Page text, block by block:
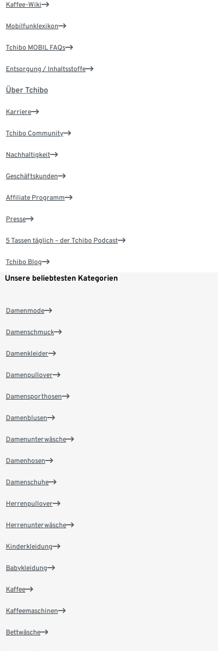
Kaffee-Wiki
Mobilfunklexikon
Tchibo MOBIL FAQs
Entsorgung / Inhaltsstoffe
Über Tchibo
Karriere
Tchibo Community
Nachhaltigkeit
Geschäftskunden
Affiliate Programm
Presse
5 Tassen täglich – der Tchibo Podcast
Tchibo Blog
Unsere beliebtesten Kategorien
Damenmode
Damenschmuck
Damenkleider
Damenpullover
Damensporthosen
Damenblusen
Damenunterwäsche
Damenhosen
Damenschuhe
Herrenpullover
Herrenunterwäsche
Kinderkleidung
Babykleidung
Kaffee
Kaffeemaschinen
Bettwäsche